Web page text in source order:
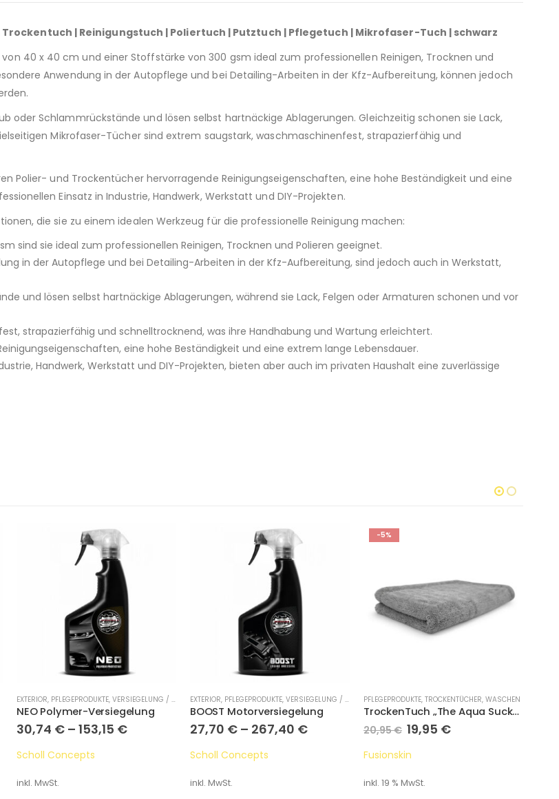
Trockentuch | Reinigungstuch | Poliertuch | Putztuch | Pflegetuch | Mikrofaser-Tuch | schwarz
40 x 40 cm und einer Stoffstärke von 300 gsm ideal zum professionellen Reinigen, Trocknen und
Anwendung in der Autopflege und bei Detailing-Arbeiten in der Kfz-Aufbereitung, können jedoch
oder Schlammrückstände und lösen selbst hartnäckige Ablagerungen. Gleichzeitig schonen sie Lack,
Mikrofaser-Tücher sind extrem saugstark, waschmaschinenfest, strapazierfähig und
Polier- und Trockentücher hervorragende Reinigungseigenschaften, eine hohe Beständigkeit und eine
Einsatz in Industrie, Handwerk, Werkstatt und DIY-Projekten.
die sie zu einem idealen Werkzeug für die professionelle Reinigung machen:
sind sie ideal zum professionellen Reinigen, Trocknen und Polieren geeignet.
in der Autopflege und bei Detailing-Arbeiten in der Kfz-Aufbereitung, sind jedoch auch in Werkstatt,
und lösen selbst hartnäckige Ablagerungen, während sie Lack, Felgen oder Armaturen schonen und vor
strapazierfähig und schnelltrocknend, was ihre Handhabung und Wartung erleichtert.
eine hohe Beständigkeit und eine extrem lange Lebensdauer.
Handwerk, Werkstatt und DIY-Projekten, bieten aber auch im privaten Haushalt eine zuverlässige
EXTERIOR, PFLEGEPRODUKTE, VERSIEGELUNG / DETAILER
NEO Polymer-Versiegelung
30,74 € – 153,15 €
Scholl Concepts
inkl. MwSt.
EXTERIOR, PFLEGEPRODUKTE, VERSIEGELUNG / DETAILER
BOOST Motorversiegelung
27,70 € – 267,40 €
Scholl Concepts
inkl. MwSt.
-5%
PFLEGEPRODUKTE, TROCKENTÜCHER, WASCHEN
TrockenTuch „The Aqua Sucker“
20,95€ 19,95 €
Fusionskin
inkl. 19 % MwSt.